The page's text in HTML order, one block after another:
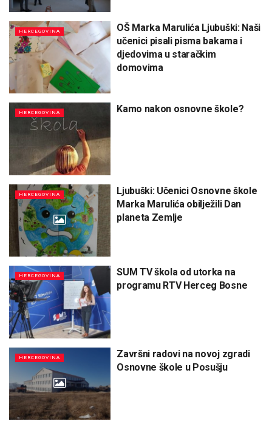
HERCEGOVINA
OŠ Marka Marulića Ljubuški: Naši
učenici pisali pisma bakama i
djedovima u staračkim
domovima
HERCEGOVINA Kamo nakon osnovne škole?
HERCEGOVINA
Ljubuški: Učenici Osnovne škole
Marka Marulića obilježili Dan
planeta Zemlje
HERCEGOVINA
SUM TV škola od utorka na
programu RTV Herceg Bosne
HERCEGOVINA
Završni radovi na novoj zgradi
Osnovne škole u Posušju